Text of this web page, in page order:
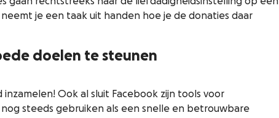
je een taak uit handen hoe je de donaties daar
doelen te steunen
Ook al sluit Facebook zijn tools voor
steeds gebruiken als een snelle en betrouwbare